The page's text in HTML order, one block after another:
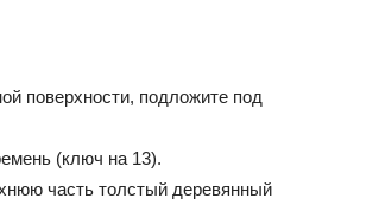
поверхности, подложите под
(ключ на 13).
часть толстый деревянный